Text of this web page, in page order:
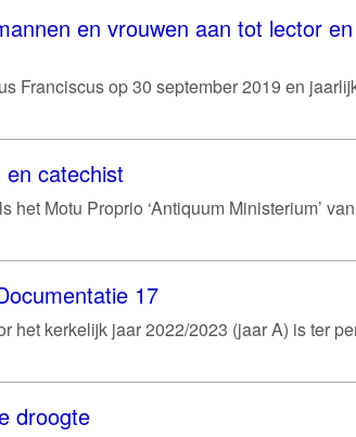
en vrouwen aan tot lector en
Franciscus op 30 september 2019 en
catechist
Motu Proprio ‘Antiquum Ministerium’ van
17
het kerkelijk jaar 2022/2023 (jaar A) is ter
droogte